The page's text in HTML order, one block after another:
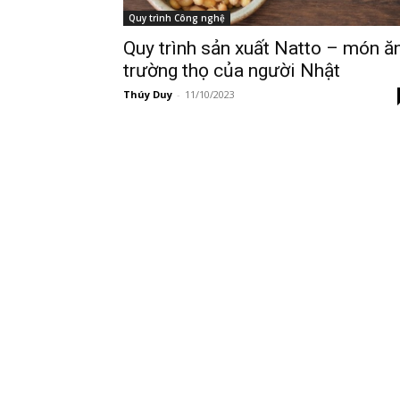
Quy trình Công nghệ
Quy trình sản xuất Natto – món
trường thọ của người Nhật
Thúy Duy - 11/10/2023